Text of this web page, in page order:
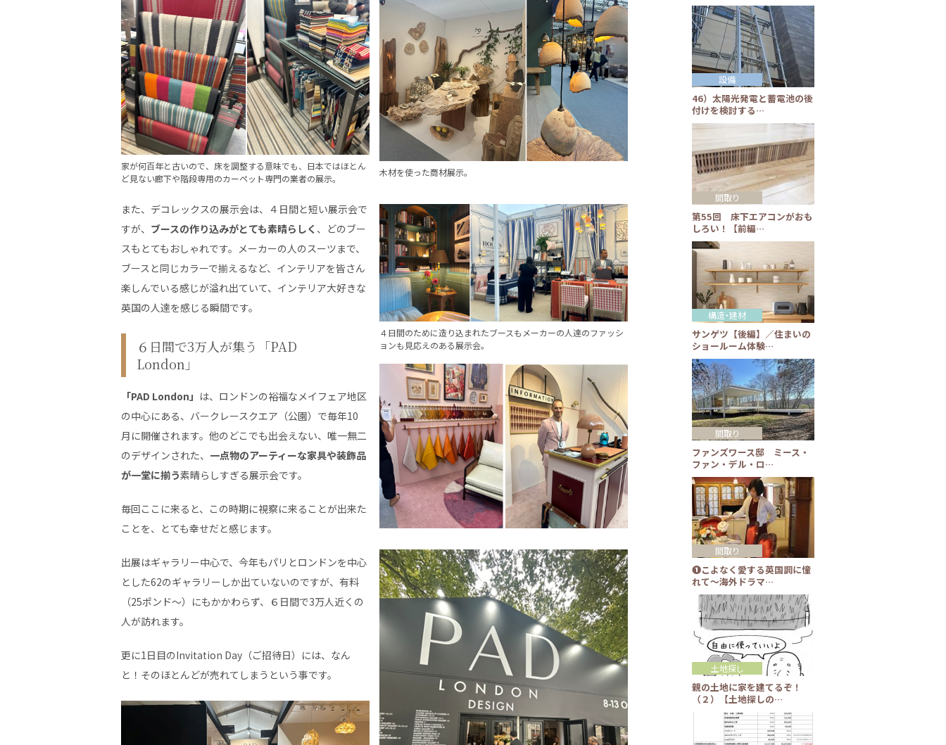
木材を使った商材展示。
家が何百年と古いので、床を調整する意味でも、日本ではほとん
ど見ない廊下や階段専用のカーペット専門の業者の展示。
また、デコレックスの展示会は、４日間と短い展示会で
すが、 ブースの作り込みがとても素晴らしく 、どのブー
スもとてもおしゃれです。メーカーの人のスーツまで、
ブースと同じカラーで揃えるなど、インテリアを皆さん
楽しんでいる感じが溢れ出ていて、インテリア大好きな
英国の人達を感じる瞬間です。
４日間のために造り込まれたブースもメーカーの人達のファッシ
ョンも見応えのある展示会。
６日間で3万人が集う「PAD
London」
「PAD London」 は、ロンドンの裕福なメイフェア地区
の中心にある、バークレースクエア（公園）で毎年10
月に開催されます。他のどこでも出会えない、唯一無二
のデザインされた、 一点物のアーティーな家具や装飾品
が一堂に揃う素晴らしすぎる展示会です。
毎回ここに来ると、この時期に視察に来ることが出来た
ことを、とても幸せだと感じます。
出展はギャラリー中心で、今年もパリとロンドンを中心
とした62のギャラリーしか出ていないのですが、有料
（25ポンド〜）にもかかわらず、６日間で3万人近くの
人が訪れます。
更に1日目のInvitation Day（ご招待日）には、なん
と！そのほとんどが売れてしまうという事です。
46）太陽光発電と蓄電池の後
付けを検討する…
設備
第55回 床下エアコンがおも
しろい！【前編…
間取り
サンゲツ【後編】／住まいの
ショールーム体験…
構造・建材
ファンズワース邸 ミース・
ファン・デル・ロ…
間取り
❶こよなく愛する英国調に憧
れて～海外ドラマ…
間取り
親の土地に家を建てるぞ！
（２）【土地探しの…
土地探し